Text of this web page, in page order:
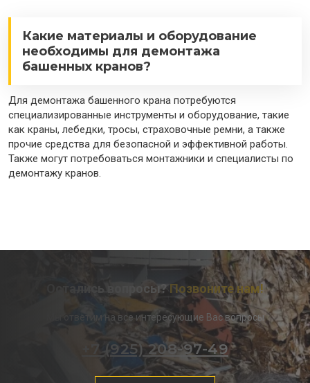
Какие материалы и оборудование
необходимы для демонтажа
башенных кранов?
Для демонтажа башенного крана потребуются
специализированные инструменты и оборудование, такие
как краны, лебедки, тросы, страховочные ремни, а также
прочие средства для безопасной и эффективной работы.
Также могут потребоваться монтажники и специалисты по
демонтажу кранов.
Остались вопросы? Позвоните нам!
Мы ответим на все интересующие Вас вопросы
+7 (925) 208-97-49